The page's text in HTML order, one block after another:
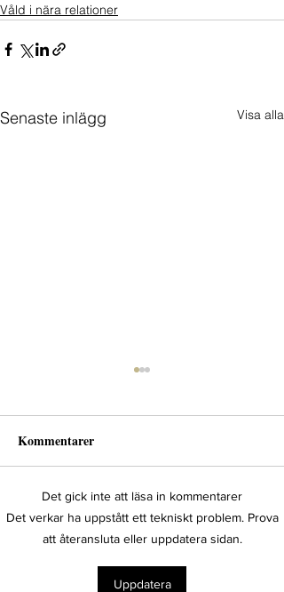
Våld i nära relationer
Senaste inlägg Visa alla
Bygga team för skyddat
boende
Kommentarer
Det gick inte att läsa in kommentarer
Det verkar ha uppstått ett tekniskt problem. Prova
att återansluta eller uppdatera sidan.
Uppdatera